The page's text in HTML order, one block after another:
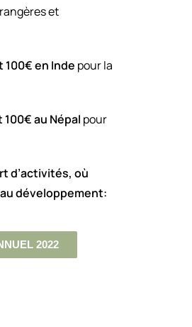
et
en Inde pour la
au Népal pour
d’activités, où
développement:
2022